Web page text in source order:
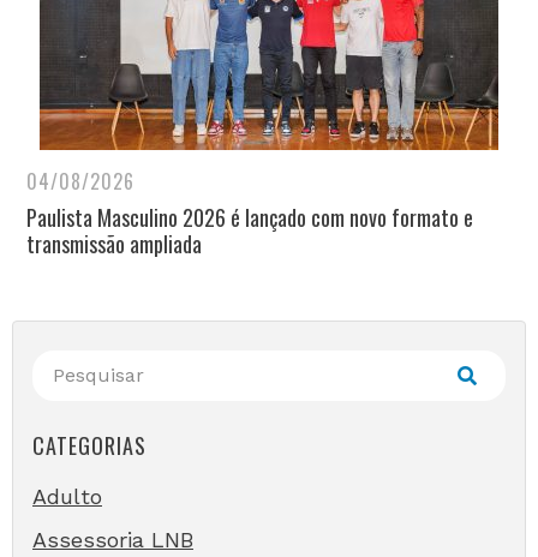
04/08/2026
Paulista Masculino 2026 é lançado com novo formato e
transmissão ampliada
CATEGORIAS
Adulto
Assessoria LNB